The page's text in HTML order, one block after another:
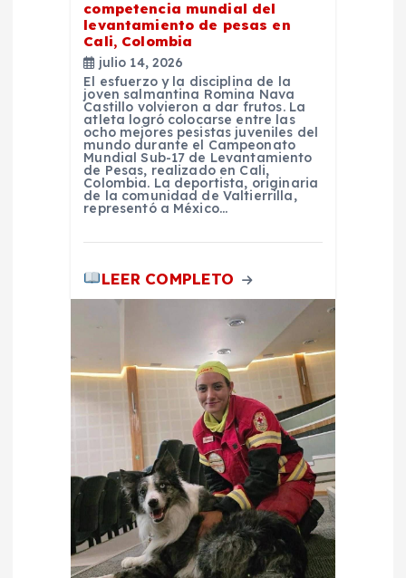
competencia mundial del
levantamiento de pesas en
Cali, Colombia
julio 14, 2026
El esfuerzo y la disciplina de la
joven salmantina Romina Nava
Castillo volvieron a dar frutos. La
atleta logró colocarse entre las
ocho mejores pesistas juveniles del
mundo durante el Campeonato
Mundial Sub-17 de Levantamiento
de Pesas, realizado en Cali,
Colombia. La deportista, originaria
de la comunidad de Valtierrilla,
representó a México…
LEER COMPLETO